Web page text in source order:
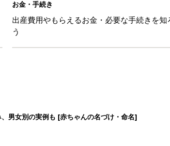
男女別の実例も [赤ちゃんの名づけ・命名]
男女別の実例も [赤ちゃんの名づけ・命名]